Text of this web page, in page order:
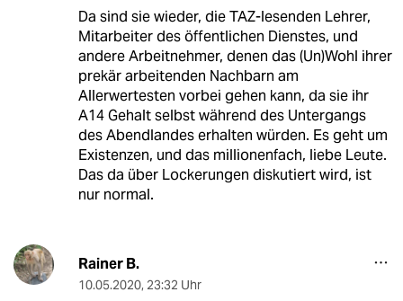
Da sind sie wieder, die TAZ-lesenden Lehrer,
Mitarbeiter des öffentlichen Dienstes, und
andere Arbeitnehmer, denen das (Un)Wohl ihrer
prekär arbeitenden Nachbarn am
Allerwertesten vorbei gehen kann, da sie ihr
A14 Gehalt selbst während des Untergangs
des Abendlandes erhalten würden. Es geht um
Existenzen, und das millionenfach, liebe Leute.
Das da über Lockerungen diskutiert wird, ist
nur normal.
Rainer B.
10.05.2020, 23:32 Uhr